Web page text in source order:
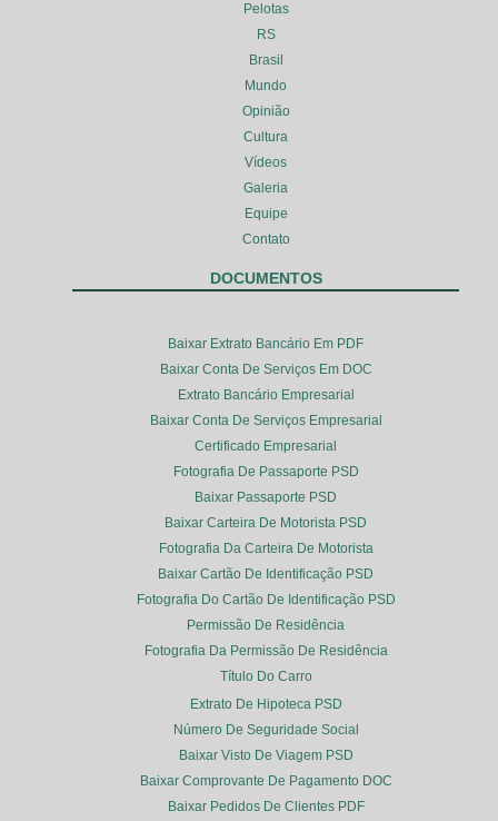
Pelotas
RS
Brasil
Mundo
Opinião
Cultura
Vídeos
Galeria
Equipe
Contato
DOCUMENTOS
Baixar Extrato Bancário Em PDF
Baixar Conta De Serviços Em DOC
Extrato Bancário Empresarial
Baixar Conta De Serviços Empresarial
Certificado Empresarial
Fotografia De Passaporte PSD
Baixar Passaporte PSD
Baixar Carteira De Motorista PSD
Fotografia Da Carteira De Motorista
Baixar Cartão De Identificação PSD
Fotografia Do Cartão De Identificação PSD
Permissão De Residência
Fotografia Da Permissão De Residência
Título Do Carro
Extrato De Hipoteca PSD
Número De Seguridade Social
Baixar Visto De Viagem PSD
Baixar Comprovante De Pagamento DOC
Baixar Pedidos De Clientes PDF